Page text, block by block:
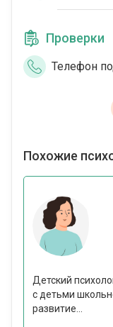
Проверки
Телефон
Похожие
Детский
с детьми
развитие...